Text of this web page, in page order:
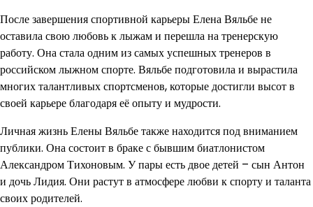
После завершения спортивной карьеры Елена Вяльбе не
оставила свою любовь к лыжам и перешла на тренерскую
работу. Она стала одним из самых успешных тренеров в
российском лыжном спорте. Вяльбе подготовила и вырастила
многих талантливых спортсменов, которые достигли высот в
своей карьере благодаря её опыту и мудрости.
Личная жизнь Елены Вяльбе также находится под вниманием
публики. Она состоит в браке с бывшим биатлонистом
Александром Тихоновым. У пары есть двое детей – сын Антон
и дочь Лидия. Они растут в атмосфере любви к спорту и таланта
своих родителей.